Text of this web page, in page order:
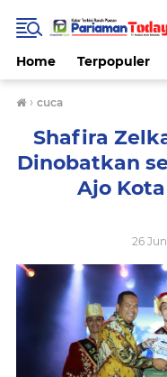
Home Terpopuler
› cuca
Shafira
Dinobatkan
Ajo
26